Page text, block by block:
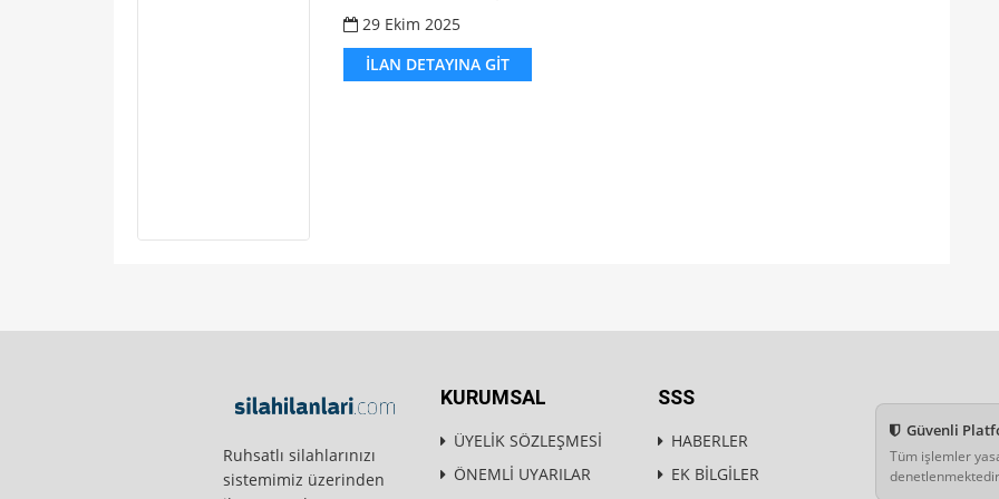
29 Ekim 2025
İLAN DETAYINA GIT
Ruhsatlı silahlarınızı
sistemimiz üzerinden
KURUMSAL
ÜYELİK SÖZLEŞMESİ
ÖNEMLİ UYARILAR
SSS
HABERLER
EK BİLGİLER
Güvenli
Tüm işlemler